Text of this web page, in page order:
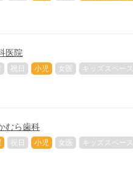
医院
祝日 小児 女医 キッズスペース
むら歯科
祝日 小児 女医 キッズスペース